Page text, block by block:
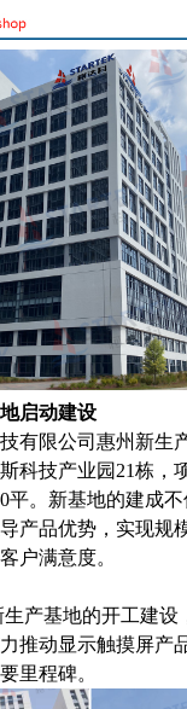
启动建设
有限公司惠州新生
科技产业园21栋，
平。新基地的建成
产品优势，实现规
户满意度。
产基地的开工建设
推动显示触摸屏产
里程碑。